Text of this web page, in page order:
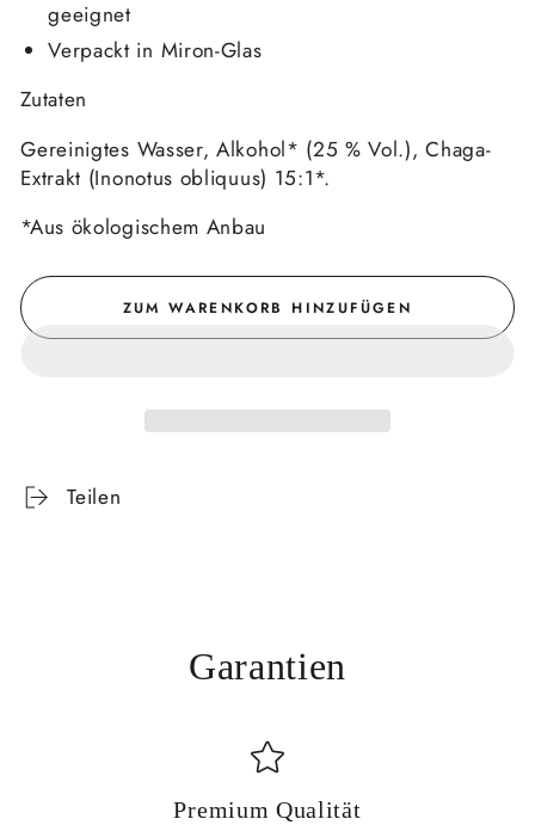
geeignet
Verpackt in Miron-Glas
Zutaten
Gereinigtes Wasser, Alkohol* (25 % Vol.), Chaga-
Extrakt (Inonotus obliquus) 15:1*.
*Aus ökologischem Anbau
ZUM WARENKORB HINZUFÜGEN
Teilen
Garantien
Premium Qualität